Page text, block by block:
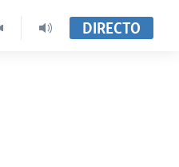
DIRECTO